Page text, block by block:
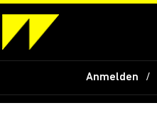
Anmelden